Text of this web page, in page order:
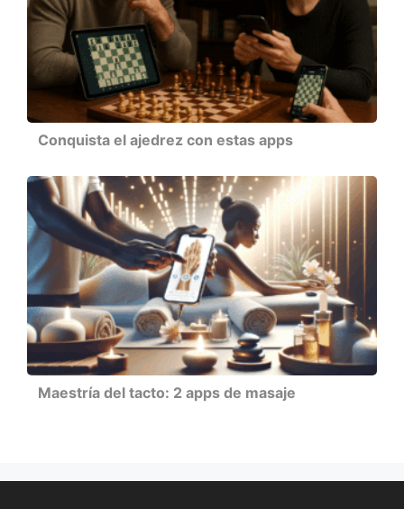
Conquista el ajedrez con estas apps
Maestría del tacto: 2 apps de masaje